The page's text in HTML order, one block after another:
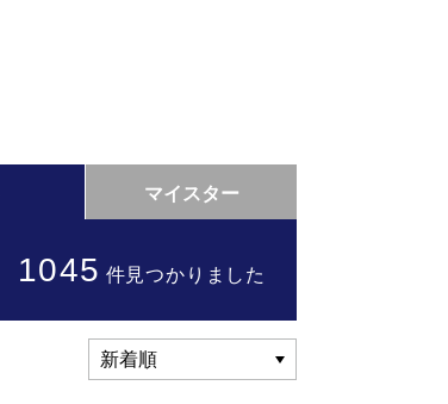
マイスター
1045 件見つかりました